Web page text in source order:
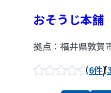
おそうじ本
拠点：福井県敦賀
6件/